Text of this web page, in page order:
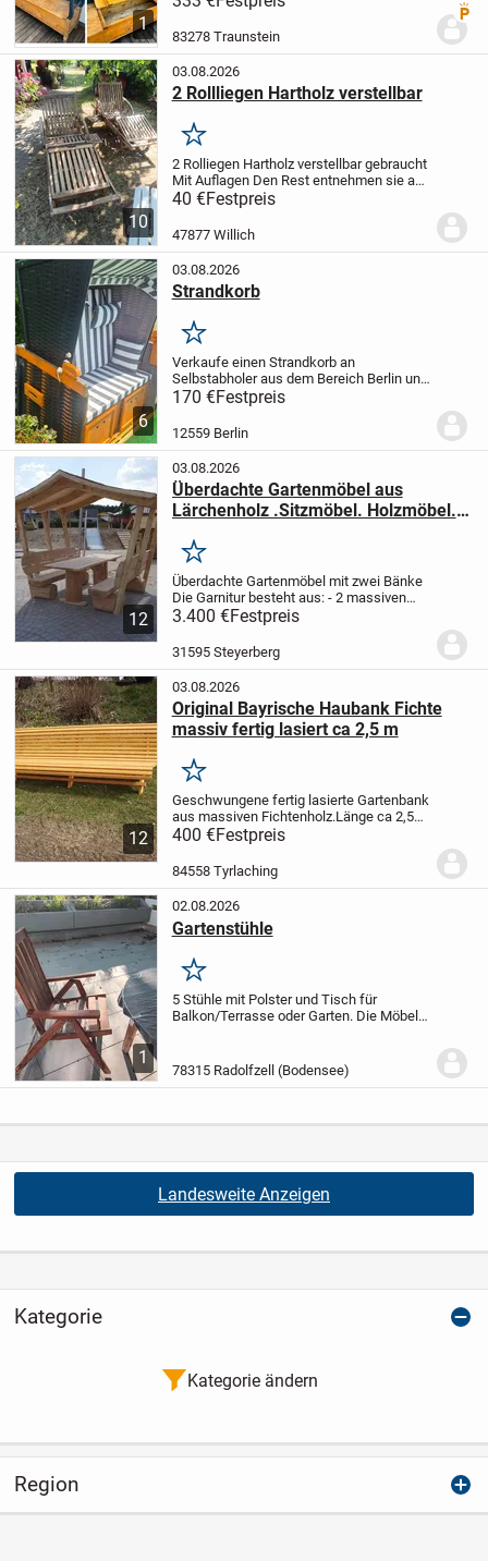
1
Bezahlung 333 € bei Abholung /
akzeptiere KEINE andere
Bezahlmöglichkeit!
83278 Traunstein
10
03.08.2026
2 Rollliegen Hartholz verstellbar
Merken
2 Rolliegen Hartholz verstellbar gebraucht
Mit AuflagenDen Rest entnehmen sie aus
den Fotos.Müssten Mal mit Leinöl
bearbeitet werden.
40 €Festpreis
47877 Willich
6
03.08.2026
Strandkorb
Merken
Verkaufe einen Strandkorb an
Selbstabholer aus dem Bereich Berlin und
Randgebiete.Der Strandkorb wurde selten
benutzt und ist in einem guten Zustand.
Zeitnahe Abholung ist möglich oder einen
170 €Festpreis
12559 Berlin
12
03.08.2026
Überdachte Gartenmöbel aus
Lärchenholz .Sitzmöbel. Holzmöbel.
Merken
Überdachte Gartenmöbel mit zwei Bänke
Die Garnitur besteht aus:- 2 massiven
Bänken - Sitzhöhe 45 cm x Länge 200 cm
x Lehn höhe 96 cm
Länge 200 cm x Breite 75 cm.
3.400 €Festpreis
31595 Steyerberg
12
03.08.2026
Original Bayrische Haubank Fichte
massiv fertig lasiert ca 2,5 m
Merken
Geschwungene fertig lasierte Gartenbank
aus massiven Fichtenholz.Länge ca 2,5
mABHOLPREIS in 84558
TYRLACHING
!!!!!!!!!!!!!!!!!!!!!!!!!!!!!!!!!!
400 €Festpreis
84558 Tyrlaching
1
02.08.2026
Gartenstühle
Merken
5 Stühle mit Polster und Tisch für
Balkon/Terrasse oder Garten. Die Möbel
abgeholt werden.
78315 Radolfzell (Bodensee)
Landesweite Anzeigen
Kategorie
Kategorie ändern
Region